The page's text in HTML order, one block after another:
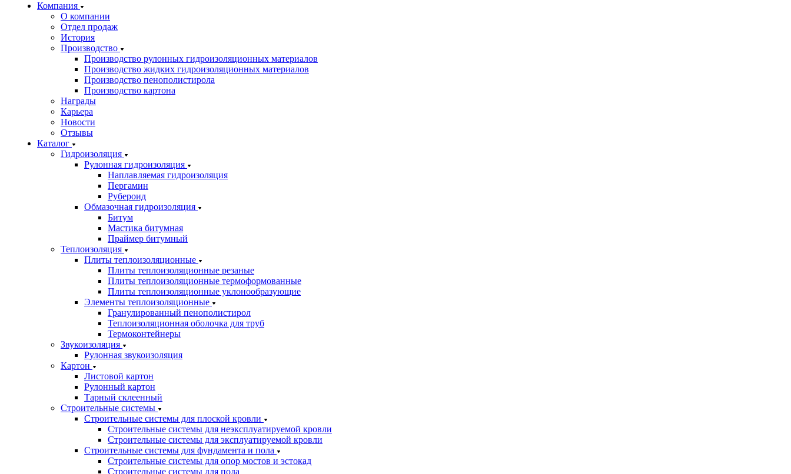
Компания
О компании
Отдел продаж
История
Производство
Производство рулонных гидроизоляционных материалов
Производство жидких гидроизоляционных материалов
Производство пенополистирола
Производство картона
Награды
Карьера
Новости
Отзывы
Каталог
Гидроизоляция
Рулонная гидроизоляция
Наплавляемая гидроизоляция
Пергамин
Рубероид
Обмазочная гидроизоляция
Битум
Мастика битумная
Праймер битумный
Теплоизоляция
Плиты теплоизоляционные
Плиты теплоизоляционные резаные
Плиты теплоизоляционные термоформованные
Плиты теплоизоляционные уклонообразующие
Элементы теплоизоляционные
Гранулированный пенополистирол
Теплоизоляционная оболочка для труб
Термоконтейнеры
Звукоизоляция
Рулонная звукоизоляция
Картон
Листовой картон
Рулонный картон
Тарный склеенный
Строительные системы
Строительные системы для плоской кровли
Строительные системы для неэксплуатируемой кровли
Строительные системы для эксплуатируемой кровли
Строительные системы для фундамента и пола
Строительные системы для опор мостов и эстокад
Строительные системы для пола